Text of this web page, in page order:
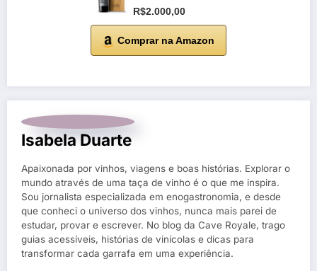
R$2.000,00
Comprar na Amazon
Isabela Duarte
Apaixonada por vinhos, viagens e boas histórias. Explorar o
mundo através de uma taça de vinho é o que me inspira.
Sou jornalista especializada em enogastronomia, e desde
que conheci o universo dos vinhos, nunca mais parei de
estudar, provar e escrever. No blog da Cave Royale, trago
guias acessíveis, histórias de vinícolas e dicas para
transformar cada garrafa em uma experiência.